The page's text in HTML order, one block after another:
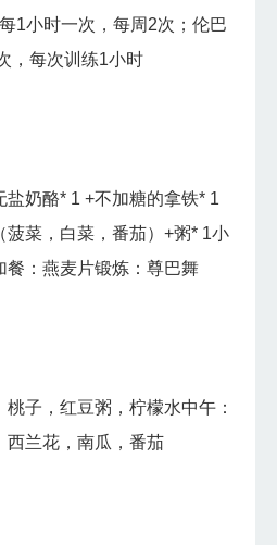
1小时一次，每周2次；伦巴
，每次训练1小时
盐奶酪* 1 +不加糖的拿铁* 1
菠菜，白菜，番茄）+粥* 1小
餐：燕麦片锻炼：尊巴舞
子，红豆粥，柠檬水中午：
西兰花，南瓜，番茄